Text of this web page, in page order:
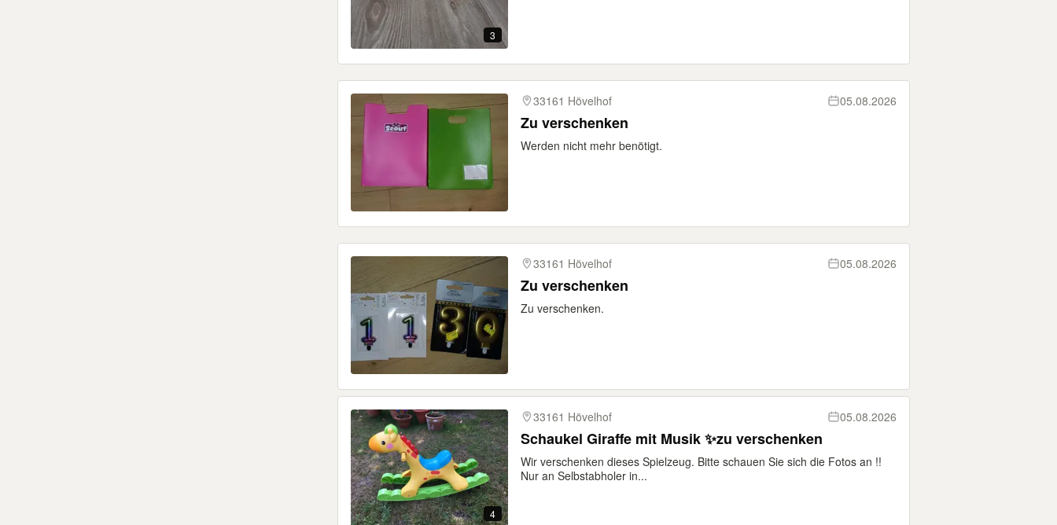
3
33161 Hövelhof 05.08.2026
Zu verschenken
Werden nicht mehr benötigt.
33161 Hövelhof 05.08.2026
Zu verschenken
Zu verschenken.
4
33161 Hövelhof 05.08.2026
Schaukel Giraffe mit Musik ✨zu verschenken
Wir verschenken dieses Spielzeug. Bitte schauen Sie sich die Fotos an !!
Nur an Selbstabholer in...